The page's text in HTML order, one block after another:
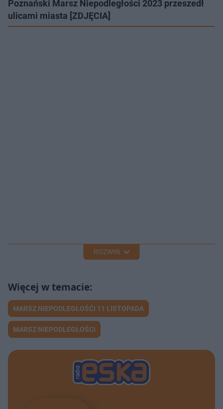
Poznański Marsz Niepodległości 2023 przeszedł
ulicami miasta [ZDJĘCIA]
ROZWIŃ
MARSZ NIEPODLEGŁOŚĆI 11 LISTOPADA
MARSZ NIEPODLEGŁOŚCI